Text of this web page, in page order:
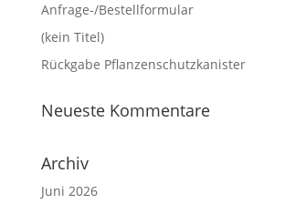
Anfrage-/Bestellformular
(kein Titel)
Rückgabe Pflanzenschutzkanister
Neueste Kommentare
Archiv
Juni 2026